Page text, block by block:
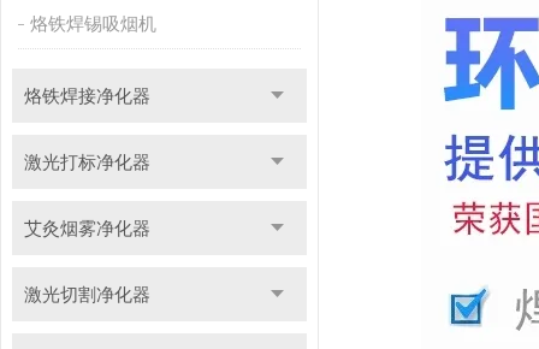
烙铁焊锡吸烟机
烙铁焊接净化器
激光打标净化器
艾灸烟雾净化器
激光切割净化器